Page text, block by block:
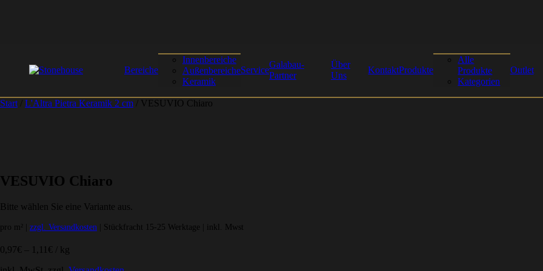
Bereiche
Innenbereiche
Außenbereiche
Keramik
Service
Galabau-
Partner
Über
Uns
KontaktProdukte
Alle
Produkte
Kategorien
Outlet
Start L'Altra Pietra Keramik 2 cm / VESUVIO Chiaro
VESUVIO Chiaro
Bitte wählen Sie eine Variante aus.
pro m² | zzgl. Versandkosten | Stückfracht 15-25 Werktage | inkl. Mwst
0,97€ 1,11 €
kg